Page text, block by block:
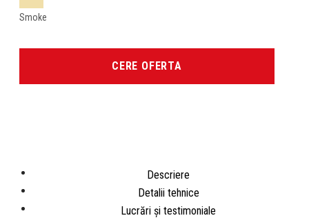
Smoke
CERE OFERTA
Descriere
Detalii tehnice
Lucrări și testimoniale